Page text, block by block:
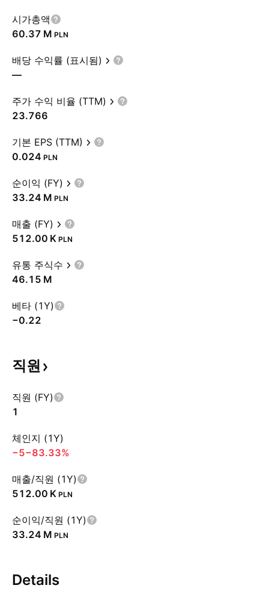
시가총액
‪60.37 M‬ PLN
배당 수익률 (표시됨)
—
주가 수익 비율 (TTM)
23.766
기본 EPS (TTM)
0.024 PLN
순이익 (FY)
‪33.24 M‬ PLN
매출 (FY)
‪512.00 K‬ PLN
유통 주식수
‪46.15 M‬
베타 (1Y)
−0.22
직원
직원 (FY)
1
체인지 (1Y)
−5−83.33%
매출/직원 (1Y)
‪512.00 K‬ PLN
순이익/직원 (1Y)
‪33.24 M‬ PLN
Details